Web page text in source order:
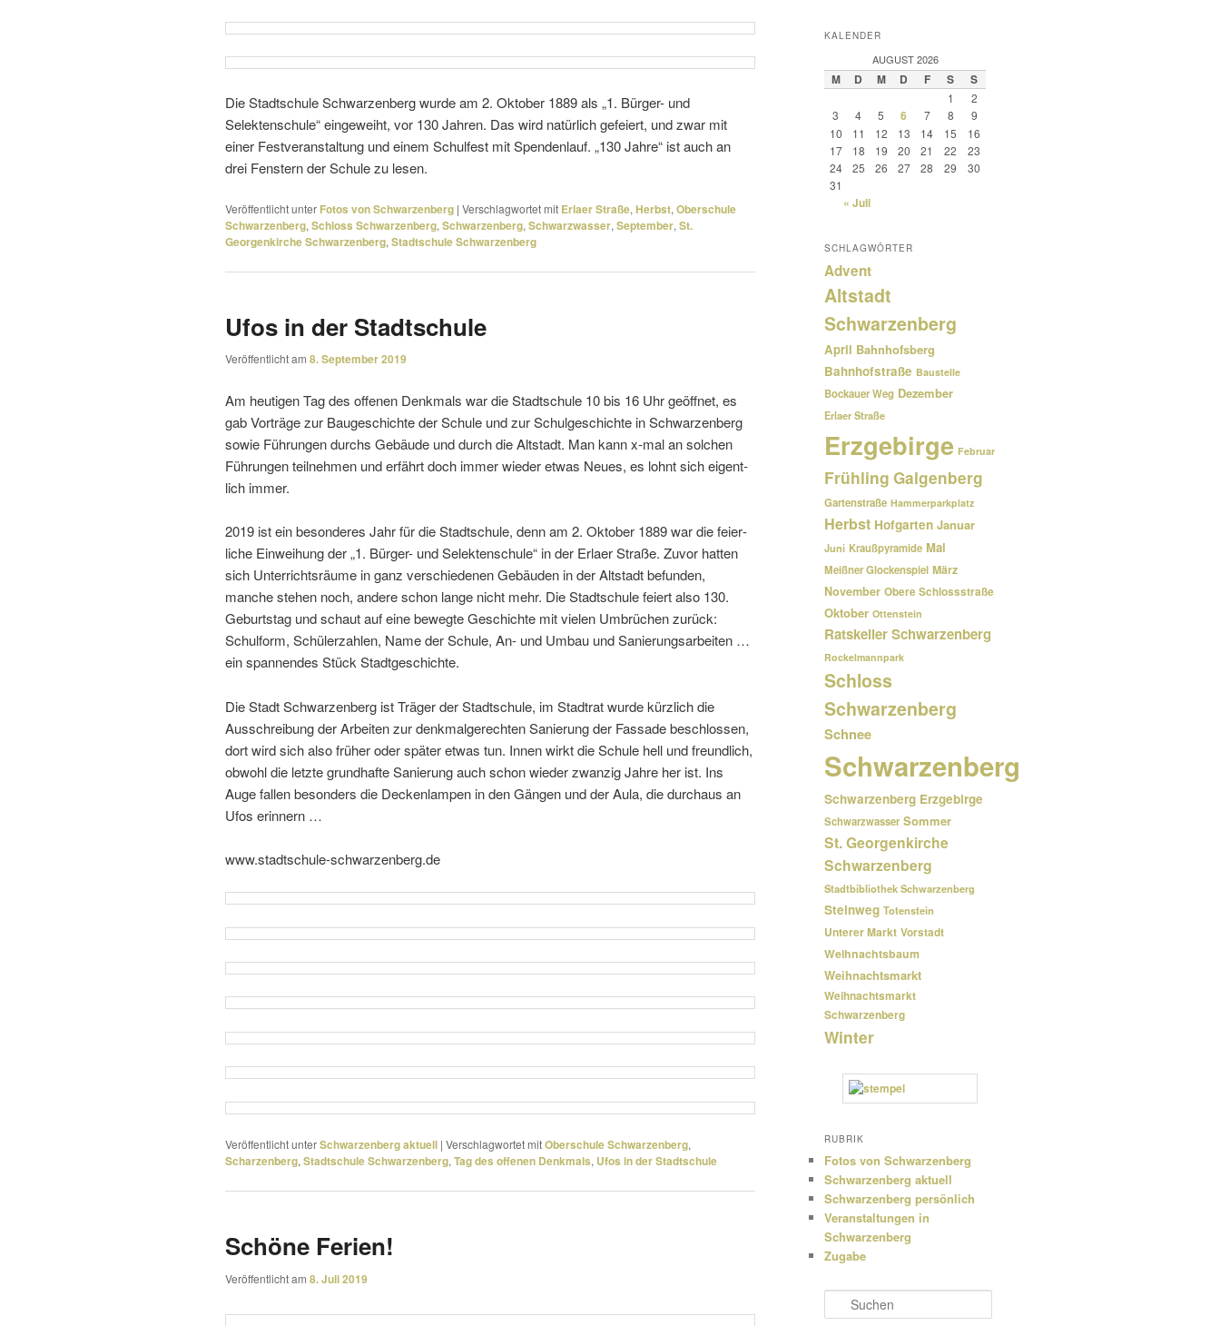
Die Stadtschule Schwarzenberg wurde am 2. Oktober 1889 als „1. Bürger- und
Selektenschule“ einge­weiht, vor 130 Jahren. Das wird natür­lich gefeiert, und zwar mit
einer Festveranstaltung und einem Schulfest mit Spendenlauf. „130 Jahre“ ist auch an
drei Fenstern der Schule zu lesen.
Veröffentlicht unter Fotos von Schwarzenberg | Verschlagwortet mit Erlaer Straße, Herbst, Oberschule
Schwarzenberg, Schloss Schwarzenberg, Schwarzenberg, Schwarzwasser, September, St.
Georgenkirche Schwarzenberg, Stadtschule Schwarzenberg
Ufos in der Stadtschule
Veröffentlicht am 8. September 2019
Am heutigen Tag des offenen Denkmals war die Stadtschule 10 bis 16 Uhr geöffnet, es
gab Vorträge zur Baugeschichte der Schule und zur Schulgeschichte in Schwarzenberg
sowie Führungen durchs Gebäude und durch die Altstadt. Man kann x-mal an solchen
Führungen teil­nehmen und erfährt doch immer wieder etwas Neues, es lohnt sich eigent­
lich immer.
2019 ist ein beson­deres Jahr für die Stadtschule, denn am 2. Oktober 1889 war die feier­
liche Einweihung der „1. Bürger- und Selektenschule“ in der Erlaer Straße. Zuvor hatten
sich Unterrichtsräume in ganz verschie­denen Gebäuden in der Altstadt befunden,
manche stehen noch, andere schon lange nicht mehr. Die Stadtschule feiert also 130.
Geburtstag und schaut auf eine bewegte Geschichte mit vielen Umbrüchen zurück:
Schulform, Schülerzahlen, Name der Schule, An- und Umbau und Sanierungsarbeiten …
ein span­nendes Stück Stadtgeschichte.
Die Stadt Schwarzenberg ist Träger der Stadtschule, im Stadtrat wurde kürz­lich die
Ausschreibung der Arbeiten zur denk­mal­ge­rechten Sanierung der Fassade beschlossen,
dort wird sich also früher oder später etwas tun. Innen wirkt die Schule hell und freund­lich,
obwohl die letzte grund­hafte Sanierung auch schon wieder zwanzig Jahre her ist. Ins
Auge fallen beson­ders die Deckenlampen in den Gängen und der Aula, die durchaus an
Ufos erinnern …
www.stadtschule-schwarzenberg.de
Veröffentlicht unterSchwarzenberg aktuell | Verschlagwortet mitOberschule Schwarzenberg,
Scharzenberg, Stadtschule Schwarzenberg, Tag des offenen Denkmals, Ufos in der Stadtschule
Schöne Ferien!
Veröffentlicht am 8. Juli 2019
KALENDER
AUGUST 2026
M D M D F S S
1
2
3
4 5 6 7 8
9
10
11 12 13 14 15
16
17
18 19 20 21 22
23
24
25 26 27 28 29
30
31
« Juli
SCHLAGWÖRTER
Advent
Altstadt
Schwarzenberg
April Bahnhofsberg
Bahnhofstraße Baustelle
Bockauer Weg Dezember
Erlaer Straße
Erzgebirge Februar
Frühling Galgenberg
Gartenstraße Hammerparkplatz
Herbst Hofgarten Januar
Juni Kraußpyramide Mai
Meißner Glockenspiel März
November Obere Schlossstraße
Oktober Ottenstein
Ratskeller Schwarzenberg
Rockelmannpark
Schloss
Schwarzenberg
Schnee
Schwarzenberg
Schwarzenberg Erzgebirge
Schwarzwasser Sommer
St. Georgenkirche
Schwarzenberg
Stadtbibliothek Schwarzenberg
Steinweg Totenstein
Unterer Markt Vorstadt
Weihnachtsbaum
Weihnachtsmarkt
Weihnachtsmarkt
Schwarzenberg
Winter
RUBRIK
Fotos von Schwarzenberg
Schwarzenberg aktuell
Schwarzenberg persönlich
Veranstaltungen in
Schwarzenberg
Zugabe
u